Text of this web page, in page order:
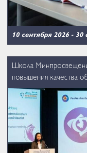
10 сентября 2026 - 30
Школа
повышения качества